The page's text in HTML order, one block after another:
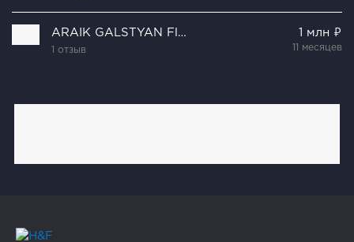
ARAIK GALSTYAN Floral Design House
1 отзыв
1 млн ₽
11 месяцев